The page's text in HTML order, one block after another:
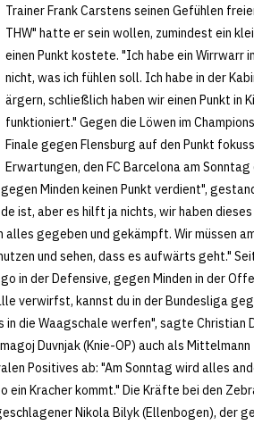
Trainer Frank Carstens seinen Gefühlen
THW" hatte er sein wollen, zumindest ein
einen Punkt kostete. "Ich habe ein Wirrwarr
nicht, was ich fühlen soll. Ich habe in der
ärgern, schließlich haben wir einen Punkt in
funktioniert." Gegen die Löwen im
Finale gegen Flensburg auf den Punkt
Erwartungen, den FC Barcelona am
Minden keinen Punkt verdient",
ist, aber es hilft ja nichts, wir haben
gegeben und gekämpft. Wir müssen
und sehen, dass es aufwärts geht."
in der Defensive, gegen Minden in der
verwirfst, kannst du in der Bundesliga
die Waagschale werfen", sagte Christian
Duvnjak (Knie-OP) auch als
Positives ab: "Am Sonntag wird alles
Kracher kommt." Die Kräfte bei den
Nikola Bilyk (Ellenbogen), der